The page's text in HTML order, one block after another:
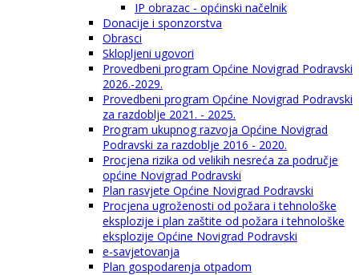
IP obrazac - općinski načelnik
Donacije i sponzorstva
Obrasci
Sklopljeni ugovori
Provedbeni program Općine Novigrad Podravski
2026.-2029.
Provedbeni program Općine Novigrad Podravski
za razdoblje 2021. - 2025.
Program ukupnog razvoja Općine Novigrad
Podravski za razdoblje 2016 - 2020.
Procjena rizika od velikih nesreća za područje
općine Novigrad Podravski
Plan rasvjete Općine Novigrad Podravski
Procjena ugroženosti od požara i tehnološke
eksplozije i plan zaštite od požara i tehnološke
eksplozije Općine Novigrad Podravski
e-savjetovanja
Plan gospodarenja otpadom